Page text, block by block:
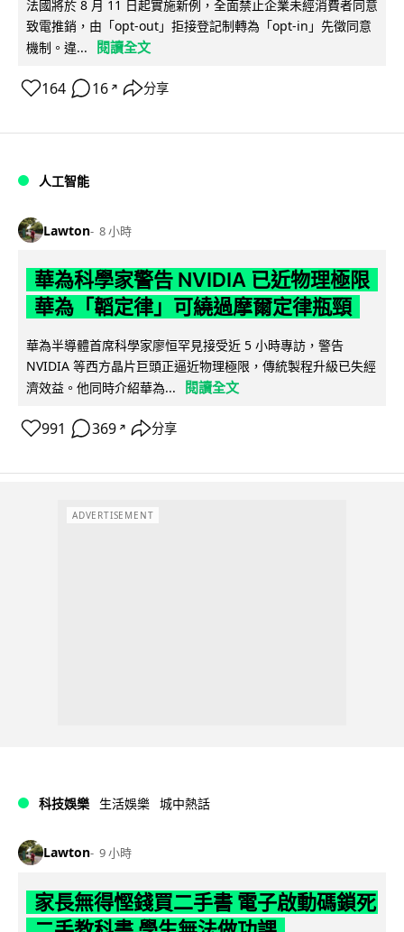
法國將於 8 月 11 日起實施新例，全面禁止企業未經消費者同意
致電推銷，由「opt-out」拒接登記制轉為「opt-in」先徵同意
機制。違...
閱讀全文
164 16 ↗ 分享
人工智能
Lawton 8 小時
華為科學家警告 NVIDIA 已近物理極限
華為「韜定律」可繞過摩爾定律瓶頸
華為半導體首席科學家廖恒罕見接受近 5 小時專訪，警告
NVIDIA 等西方晶片巨頭正逼近物理極限，傳統製程升級已失經
濟效益。他同時介紹華為...
閱讀全文
991 369 ↗ 分享
ADVERTISEMENT
科技娛樂 生活娛樂 城中熱話
Lawton 9 小時
家長無得慳錢買二手書 電子啟動碼鎖死